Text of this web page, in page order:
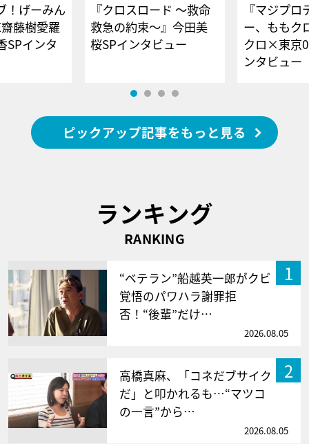
！げーみん
藤樹愛羅
SPインタ
『クロスロード ～救命
救急の約束～』今田美
桜SPインタビュー
『マジプロ
ー、ももク
クロ×東京
ンタビュー
ピックアップ記事をもっと見る
ランキング
RANKING
1
“ベテラン”船越英一郎がクビ
覚悟のパワハラ謝罪拒
否！“後輩”だけ…
2026.08.05
2
高橋真麻、「コネだブサイク
だ」と叩かれるも…“マツコ
の一言”から…
2026.08.05